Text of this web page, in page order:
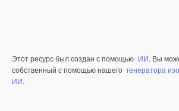
Этот ресурс был создан с помощью ИИ. Вы
собственный с помощью нашего генератора
ИИ.